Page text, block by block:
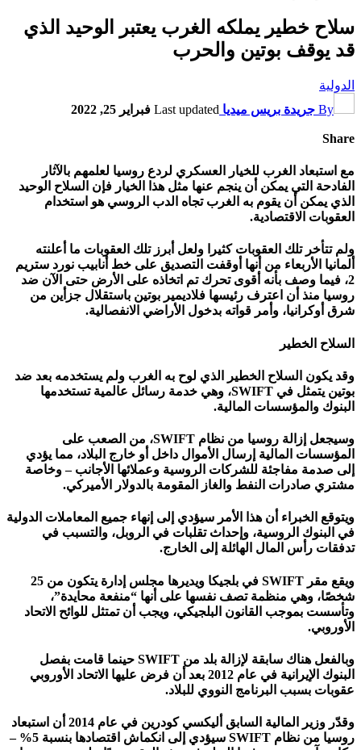
سلاح خطير يملكه الغرب يعتبر الوحيد الذي
قد يوقف بوتين والحرب
الدولية
By جريدة بريس ميديا Last updated فبراير 25, 2022
Share
مع استبعاد الغرب للخيار العسكري لردع روسيا لعلمهم بالآثار
الفادحة التي يمكن أن ينجم عنها مثل هذا الخيار فإن السلاح الوحيد
الذي يمكن أن يقوم به الغرب تجاه الدب الروسي هو استخدام
العقوبات الاقتصادية.
ولم تتأخر تلك العقوبات كثيرا ولعل أبرز تلك العقوبات ما أعلنته
ألمانيا الأربعاء من أنها أوقفت التصديق على خط أنابيب نورد ستريم
2، فيما وصف بأنه أقوى تحرك تم اتخاذه على الأرض حتى الآن ضد
روسيا منذ أن اعترف رئيسها فلاديمير بوتين باستقلال جزأين من
شرق أوكرانيا، وأمر قواته بدخول الأراضي الانفصالية.
السلاح الخطير
وقد يكون السلاح الخطير الذي لوح به الغرب ولم يستخدمه بعد ضد
بوتين يتمثل في SWIFT، وهي خدمة رسائل عالمية تستخدمها
البنوك والمؤسسات المالية.
وسيجعل إزالة روسيا من نظام SWIFT، من الصعب على
المؤسسات المالية إرسال الأموال داخل أو خارج البلاد، مما يؤدي
إلى صدمة مفاجئة للشركات الروسية وعملائها الأجانب – وخاصة
مشتري صادرات النفط والغاز المقومة بالدولار الأميركي.
ويتوقع الخبراء أن هذا الأمر سيؤدي إلى إنهاء جميع المعاملات الدولية
في البنوك الروسية، وإحداث تقلبات في الروبل، والتسبب في
تدفقات رأس المال الهائلة إلى الخارج.
ويقع مقر SWIFT في بلجيكا ويديرها مجلس إدارة يتكون من 25
شخصًا، وهي منظمة تصف نفسها على أنها “منفعة محايدة”،
وتأسست بموجب القانون البلجيكي، ويجب أن تمتثل للوائح الاتحاد
الأوروبي.
وبالفعل هناك سابقة لإزالة بلد من SWIFT حينما قامت بفصل
البنوك الإيرانية في عام 2012 بعد أن فرض عليها الاتحاد الأوروبي
عقوبات بسبب البرنامج النووي للبلاد.
وقدّر وزير المالية السابق أليكسي كودرين في عام 2014 أن استبعاد
روسيا من نظام SWIFT سيؤدي إلى انكماش اقتصادها بنسبة 5% –